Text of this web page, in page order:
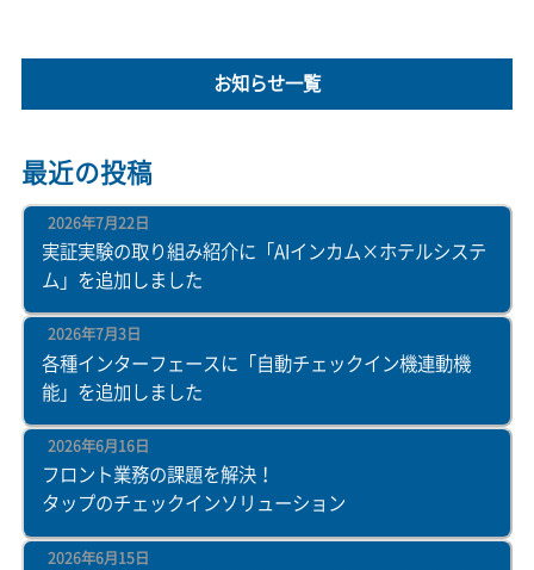
お知らせ一覧
最近の投稿
実証実験の取り組み紹介に「AIインカム×ホテルシステ
ム」を追加しました
2026年7月22日
各種インターフェースに「自動チェックイン機連動機
能」を追加しました
2026年7月3日
フロント業務の課題を解決！
タップのチェックインソリューション
2026年6月16日
2026年6月15日